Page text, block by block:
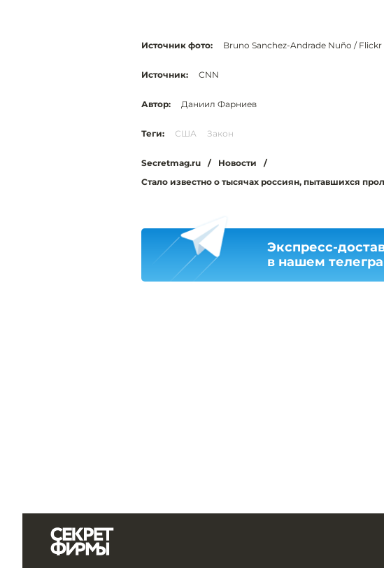
Источник фото: Bruno Sanchez-Andrade Nuño / Flickr
Источник: CNN
Автор: Даниил Фарниев
Теги: США Закон
Secretmag.ru / Новости
/
Стало известно о тысячах россиян, пытавшихся
Экспресс-
в нашем